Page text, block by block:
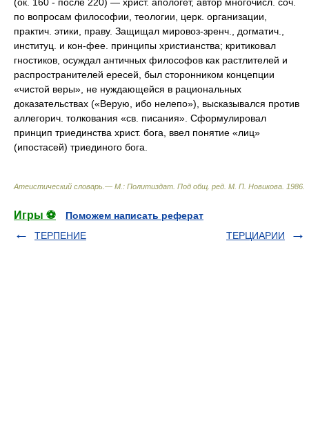
по вопросам философии, теологии, церк. организации,
практич. этики, праву. Защищал мировоз-зренч., догматич.,
институц. и кон-фее. принципы христианства; критиковал
гностиков, осуждал античных философов как растлителей и
распространителей ересей, был сторонником концепции
«чистой веры», не нуждающейся в рациональных
доказательствах («Верую, ибо нелепо»), высказывался против
аллегорич. толкования «св. писания». Сформулировал
принцип триединства христ. бога, ввел понятие «лиц»
(ипостасей) триединого бога.
Атеистический словарь.— М.: Политиздат Под общ. ред. М. П. Новикова 1986
Игры ⚽
Поможем написать реферат
ТЕРПЕНИЕ
ТЕРЦИАРИИ